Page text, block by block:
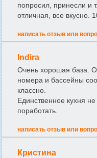
попросил, принесли и
отличная, все вкусно.
написать отзыв или
Indira
Очень хорошая база.
номера и бассейны
классно.
Единственное кухня
поработать.
написать отзыв или
Кристина